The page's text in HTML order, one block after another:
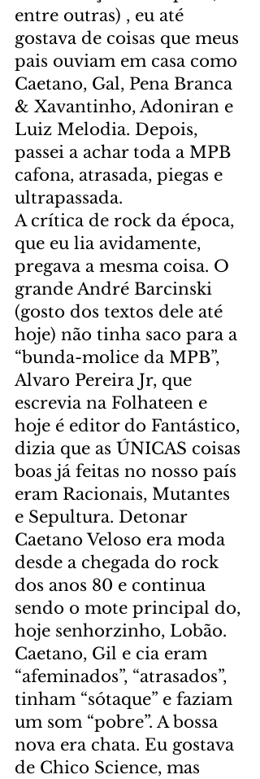
entre outras) , eu até
gostava de coisas que meus
pais ouviam em casa como
Caetano, Gal, Pena Branca
& Xavantinho, Adoniran e
Luiz Melodia. Depois,
passei a achar toda a MPB
cafona, atrasada, piegas e
ultrapassada.
A crítica de rock da época,
que eu lia avidamente,
pregava a mesma coisa. O
grande André Barcinski
(gosto dos textos dele até
hoje) não tinha saco para a
“bunda-molice da MPB”,
Alvaro Pereira Jr, que
escrevia na Folhateen e
hoje é editor do Fantástico,
dizia que as ÚNICAS coisas
boas já feitas no nosso país
eram Racionais, Mutantes
e Sepultura. Detonar
Caetano Veloso era moda
desde a chegada do rock
dos anos 80 e continua
sendo o mote principal do,
hoje senhorzinho, Lobão.
Caetano, Gil e cia eram
“afeminados”, “atrasados”,
tinham “sótaque” e faziam
um som “pobre”. A bossa
nova era chata. Eu gostava
de Chico Science, mas